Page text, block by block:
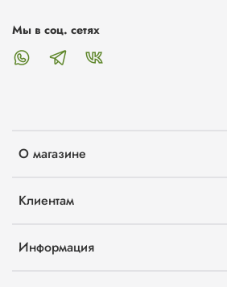
О магазине
Клиентам
Информация
Мы в соц. сетях